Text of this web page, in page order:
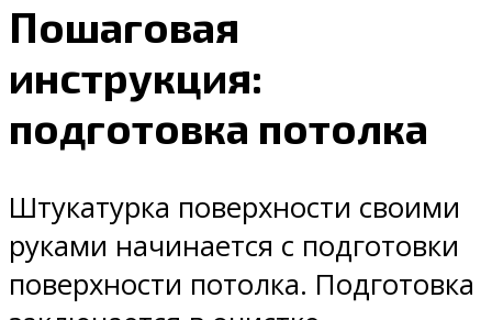
Пошаговая
инструкция:
подготовка потолка
Штукатурка поверхности своими
руками начинается с подготовки
поверхности потолка. Подготовка